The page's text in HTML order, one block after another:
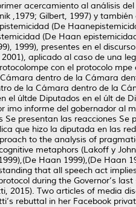
acercamiento al análisis
,1979; Gilbert, 1997) y
(De
(De Haan
1999), presentes en el
aplicado al caso de una
con el protocolo
dentro de la Cámara
de la Cámara dentro de la
el últde Diputados en el últ de
imo informe del gobernador al
Se presentan las reacciones
que hizo la diputada en las
to the analysis of
metaphors (Lakoff y
Haan 1999),(De Haan
that all speech act
during the Governor’s
2015). Two articles of media
rebuttal in her Facebook